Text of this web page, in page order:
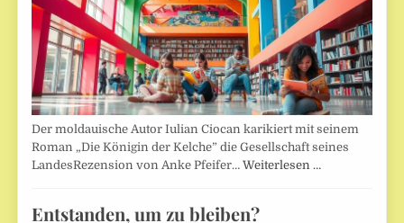
Der moldauische Autor Iulian Ciocan karikiert mit seinem
Roman „Die Königin der Kelche” die Gesellschaft seines
LandesRezension von Anke Pfeifer…Weiterlesen …
Entstanden, um zu bleiben?